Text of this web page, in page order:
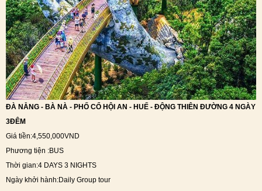
ĐÀ NẴNG - BÀ NÀ - PHỐ CỔ HỘI AN - HUẾ - ĐỘNG THIÊN ĐƯỜNG 4 NGÀY
3ĐÊM
Giá tiền:4,550,000VND
Phương tiện :BUS
Thời gian:4 DAYS 3 NIGHTS
Ngày khởi hành:Daily Group tour